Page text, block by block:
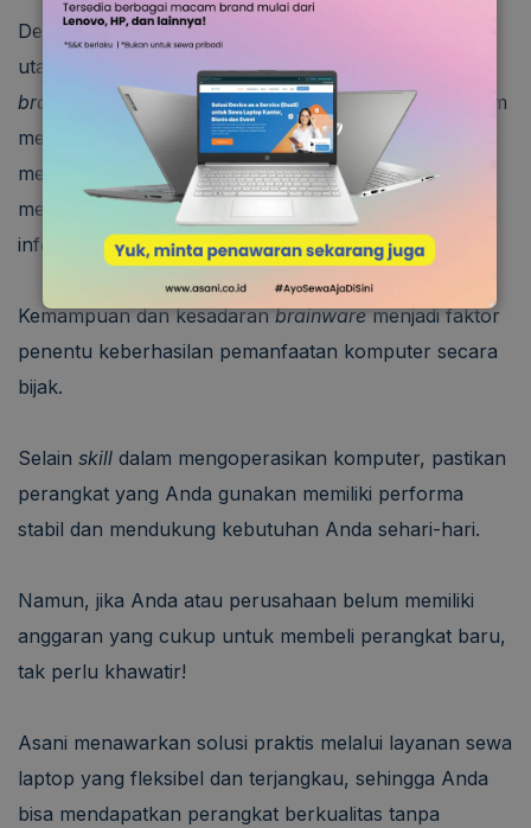
Dengan kata lain,brainware
utama antara manusia dan teknologi. Selain itu,
brainware
juga memiliki tanggung jawab penting dalam
menjaga etika penggunaan komputer. Misalnya,
memastikan data tidak digunakan secara salah,
menghormati hak cipta, dan menjaga keamanan
informasi pribadi.
Kemampuan dan kesadaranbrainwaremenjadi faktor
penentu keberhasilan pemanfaatan komputer secara
bijak.
Selain skill dalam mengoperasikan komputer, pastikan
perangkat yang Anda gunakan memiliki performa
stabil dan mendukung kebutuhan Anda sehari-hari.
Namun, jika Anda atau perusahaan belum memiliki
anggaran yang cukup untuk membeli perangkat baru,
tak perlu khawatir!
Asani menawarkan solusi praktis melalui layanan sewa
laptop yang fleksibel dan terjangkau, sehingga Anda
bisa mendapatkan perangkat berkualitas tanpa